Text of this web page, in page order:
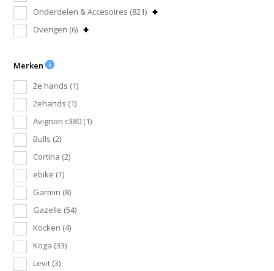
Onderdelen & Accesoires (821)
Overigen (6)
Merken
2e hands (1)
2ehands (1)
Avignon c380 (1)
Bulls (2)
Cortina (2)
ebike (1)
Garmin (8)
Gazelle (54)
Kocken (4)
Koga (33)
Levit (3)